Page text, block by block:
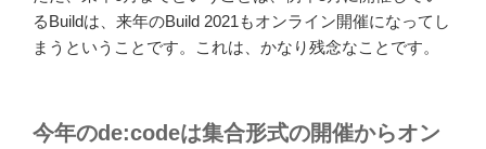
るBuildは、来年のBuild 2021もオンライン開催になってし
まうということです。これは、かなり残念なことです。
今年のde:codeは集合形式の開催からオン